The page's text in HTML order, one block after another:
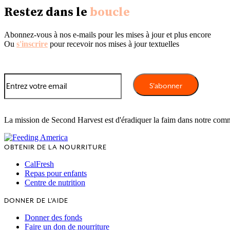
Restez dans le boucle
Abonnez-vous à nos e-mails pour les mises à jour et plus encore
Ou s'inscrire pour recevoir nos mises à jour textuelles
La mission de Second Harvest est d'éradiquer la faim dans notre
OBTENIR DE LA NOURRITURE
CalFresh
Repas pour enfants
Centre de nutrition
DONNER DE L'AIDE
Donner des fonds
Faire un don de nourriture